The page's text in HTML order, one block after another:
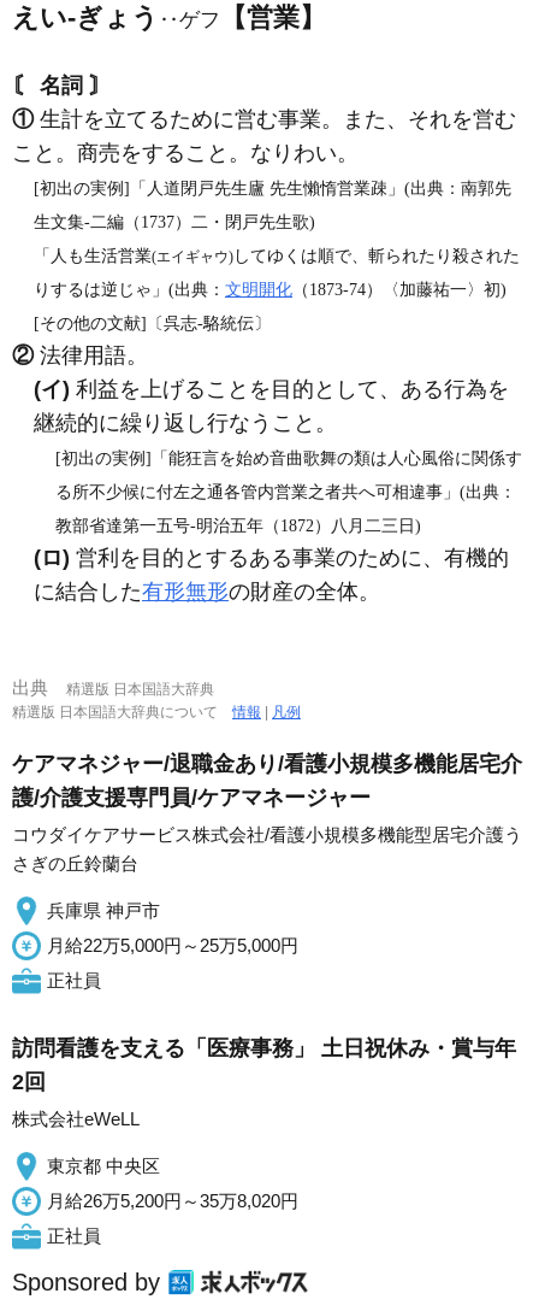
えい‐ぎょう ‥ゲフ 【営業】
〘 名詞 〙
①生計を立てるために営む事業。また、それを営む
こと。商売をすること。なりわい。
[初出の実例]「人道閉戸先生廬 先生懶惰営業疎」(出典：南郭先
生文集‐二編（1737）二・閉戸先生歌)
「人も生活営業(エイギャウ) してゆくは順で、斬られたり殺された
りするは逆じゃ」(出典： 文明開化 （1873‐74）〈加藤祐一〉初)
[その他の文献]〔呉志‐駱統伝〕
②法律用語。
(イ) 利益を上げることを目的として、ある行為を
継続的に繰り返し行なうこと。
[初出の実例]「能狂言を始め音曲歌舞の類は人心風俗に関係す
る所不少候に付左之通各管内営業之者共へ可相違事」(出典：
教部省達第一五号‐明治五年（1872）八月二三日)
(ロ) 営利を目的とするある事業のために、有機的
に結合した有形無形の財産の全体。
出典
精選版 日本国語大辞典
精選版 日本国語大辞典について情報 | 凡例
ケアマネジャー/退職金あり/看護小規模多機能居宅介
護/介護支援専門員/ケアマネージャー
コウダイケアサービス株式会社/看護小規模多機能型居宅介護う
さぎの丘鈴蘭台
兵庫県 神戸市
月給22万5,000円～25万5,000円
正社員
訪問看護を支える「医療事務」 土日祝休み・賞与年
2回
株式会社eWeLL
東京都 中央区
月給26万5,200円～35万8,020円
正社員
Sponsored by